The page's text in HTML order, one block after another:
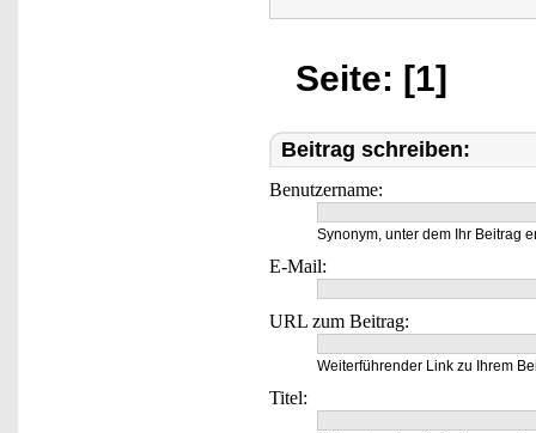
Seite: [1]
Beitrag schreiben:
Benutzername:
Synonym, unter dem Ihr Beitrag
E-Mail:
URL zum Beitrag:
Weiterführender Link zu Ihrem
Titel: